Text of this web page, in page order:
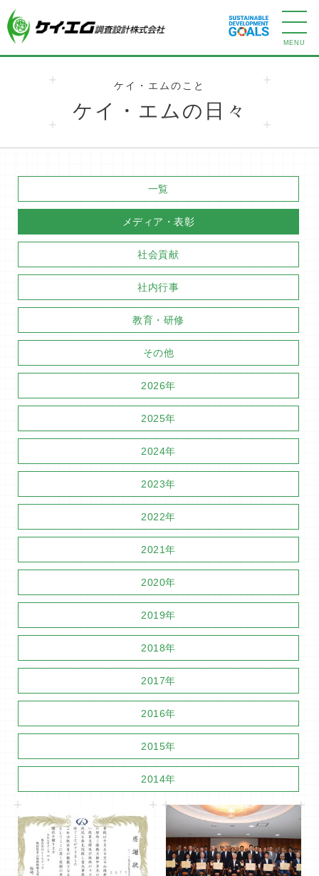
ケイ・エムのこと
ケイ・エムの日々
一覧
メディア・表彰
社会貢献
社内行事
教育・研修
その他
2026年
2025年
2024年
2023年
2022年
2021年
2020年
2019年
2018年
2017年
2016年
2015年
2014年